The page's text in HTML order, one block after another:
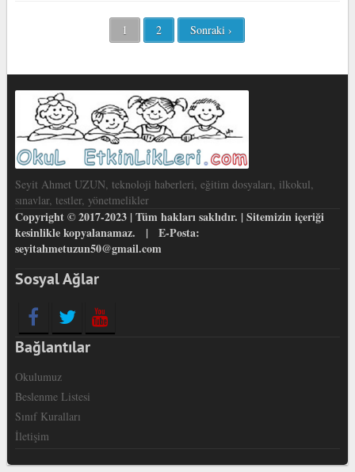
1 2 Sonraki ›
Seyit Ahmet UZUN, teknoloji haberleri, eğitim dosyaları, ilkokul,
sınavlar, testler, yönetmelikler
Copyright © 2017-2023 | Tüm hakları saklıdır. | Sitemizin içeriği
kesinlikle kopyalanamaz. | E-Posta:
seyitahmetuzun50@gmail.com
Sosyal Ağlar
Bağlantılar
Okulumuz
Beslenme Listesi
Sınıf Kuralları
İletişim